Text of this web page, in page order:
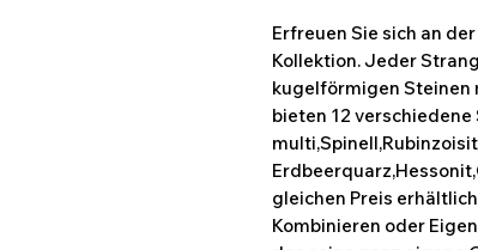
Erfreuen Sie sich an
Kollektion. Jeder
kugelförmigen Steinen
bieten 12
gleichen Preis
Kombinieren oder